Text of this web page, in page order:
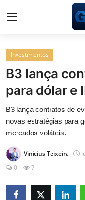
Entrar
Cursos
Simuladores
Wealth
Investimentos
B3 lança
para dólar e
B3 lança contratos de
novas estratégias para
mercados voláteis.
Vinicius Teixeira
0
7